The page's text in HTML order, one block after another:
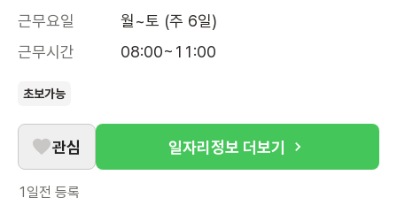
근무요일
월~토 (주 6일)
근무시간
08:00~11:00
초보가능
관심 일자리정보 더보기
1일전 등록